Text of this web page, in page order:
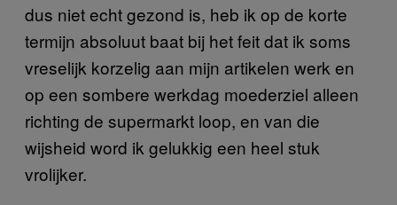
dus niet echt gezond is, heb ik op de korte
termijn absoluut baat bij het feit dat ik soms
vreselijk korzelig aan mijn artikelen werk en
op een sombere werkdag moederziel alleen
richting de supermarkt loop, en van die
wijsheid word ik gelukkig een heel stuk
vrolijker.